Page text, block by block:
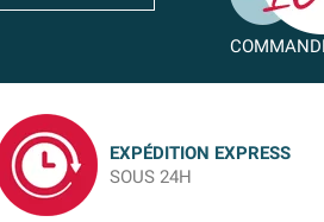
EXPÉDITION EXPRESS
SOUS 24H